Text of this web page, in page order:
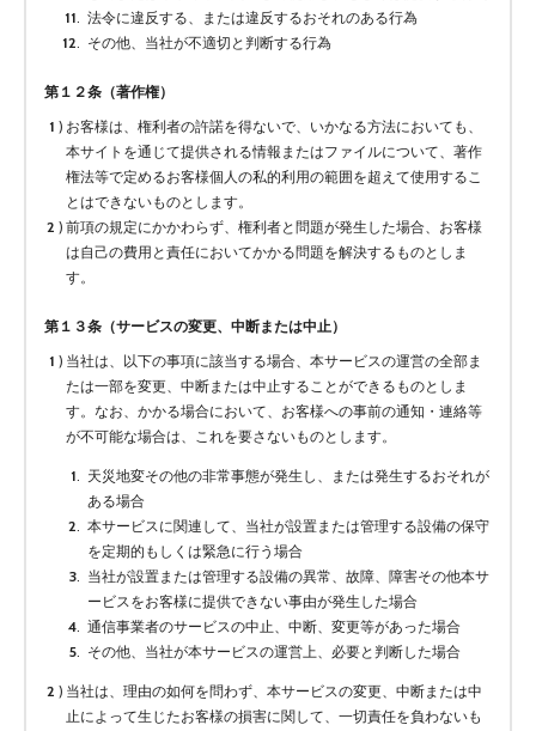
法令に違反する、または違反するおそれのある行為
その他、当社が不適切と判断する行為
第１２条（著作権）
お客様は、権利者の許諾を得ないで、いかなる方法においても、
本サイトを通じて提供される情報またはファイルについて、著作
権法等で定めるお客様個人の私的利用の範囲を超えて使用するこ
とはできないものとします。
前項の規定にかかわらず、権利者と問題が発生した場合、お客様
は自己の費用と責任においてかかる問題を解決するものとしま
す。
第１３条（サービスの変更、中断または中止）
当社は、以下の事項に該当する場合、本サービスの運営の全部ま
たは一部を変更、中断または中止することができるものとしま
す。なお、かかる場合において、お客様への事前の通知・連絡等
が不可能な場合は、これを要さないものとします。
天災地変その他の非常事態が発生し、または発生するおそれが
ある場合
本サービスに関連して、当社が設置または管理する設備の保守
を定期的もしくは緊急に行う場合
当社が設置または管理する設備の異常、故障、障害その他本サ
ービスをお客様に提供できない事由が発生した場合
通信事業者のサービスの中止、中断、変更等があった場合
その他、当社が本サービスの運営上、必要と判断した場合
当社は、理由の如何を問わず、本サービスの変更、中断または中
止によって生じたお客様の損害に関して、一切責任を負わないも